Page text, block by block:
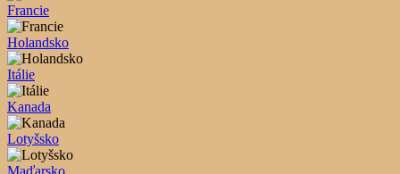
Francie
Holandsko
Itálie
Kanada
Lotyšsko
Maďarsko